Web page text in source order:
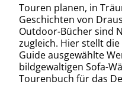
Touren planen, in
Geschichten von
Outdoor-Bücher sind
zugleich. Hier stellt
Guide ausgewählte
bildgewaltigen Sofa-
Tourenbuch für das